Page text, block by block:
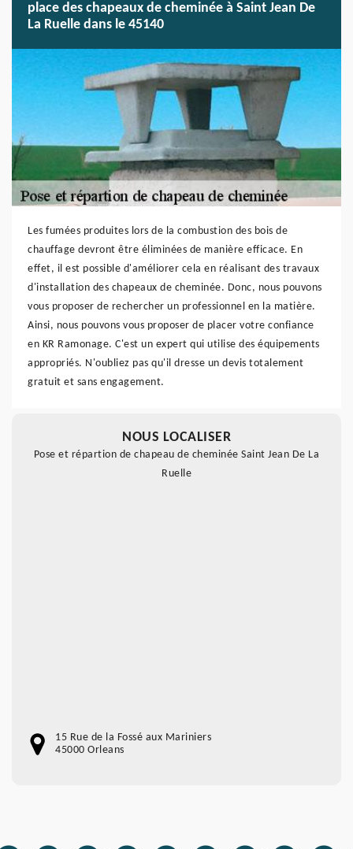
place des chapeaux de cheminée à Saint Jean De
La Ruelle dans le 45140
Les fumées produites lors de la combustion des bois de
chauffage devront être éliminées de manière efficace. En
effet, il est possible d'améliorer cela en réalisant des travaux
d'installation des chapeaux de cheminée. Donc, nous pouvons
vous proposer de rechercher un professionnel en la matière.
Ainsi, nous pouvons vous proposer de placer votre confiance
en KR Ramonage. C'est un expert qui utilise des équipements
appropriés. N'oubliez pas qu'il dresse un devis totalement
gratuit et sans engagement.
NOUS LOCALISER
Pose et répartion de chapeau de cheminée Saint Jean De La
Ruelle
15 Rue de la Fossé aux Mariniers
45000 Orleans